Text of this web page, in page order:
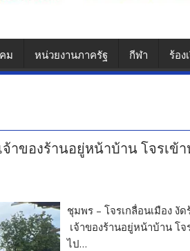
ม หน่วยงานภาครัฐ กีฬา ร้อง
าของร้านอยู่หน้าบ้าน โจรเข้
ชุมพร – โจรเกลื่อนเมือง งั
เจ้าของร้านอยู่หน้าบ้าน โจ
ไป…